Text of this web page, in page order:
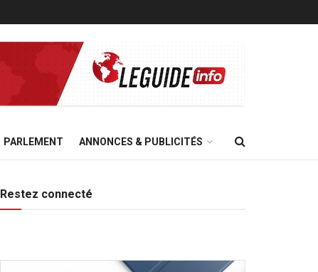
PARLEMENT ANNONCES & PUBLICITÉS
Restez connecté